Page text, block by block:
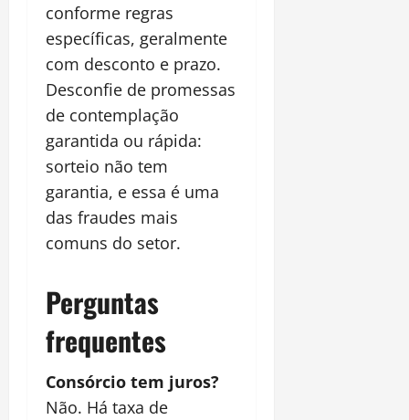
conforme regras
específicas, geralmente
com desconto e prazo.
Desconfie de promessas
de contemplação
garantida ou rápida:
sorteio não tem
garantia, e essa é uma
das fraudes mais
comuns do setor.
Perguntas
frequentes
Consórcio tem juros?
Não. Há taxa de